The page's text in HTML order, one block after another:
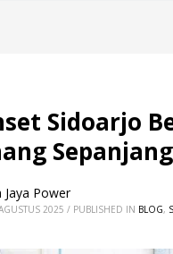
Sidoarjo
Jaya Power
2025 / PUBLISHED IN BLOG,